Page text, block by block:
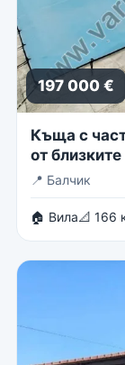
197 000 €
Къща с
от
📍 Балчик
🏠 Вила📐 166